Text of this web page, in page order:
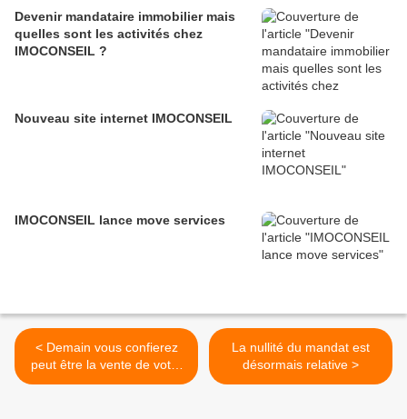
Devenir mandataire immobilier mais
quelles sont les activités chez
IMOCONSEIL ?
Nouveau site internet IMOCONSEIL
IMOCONSEIL lance move services
< Demain vous confierez
peut être la vente de votre
bien à un mandataire
La nullité du mandat est
désormais relative >